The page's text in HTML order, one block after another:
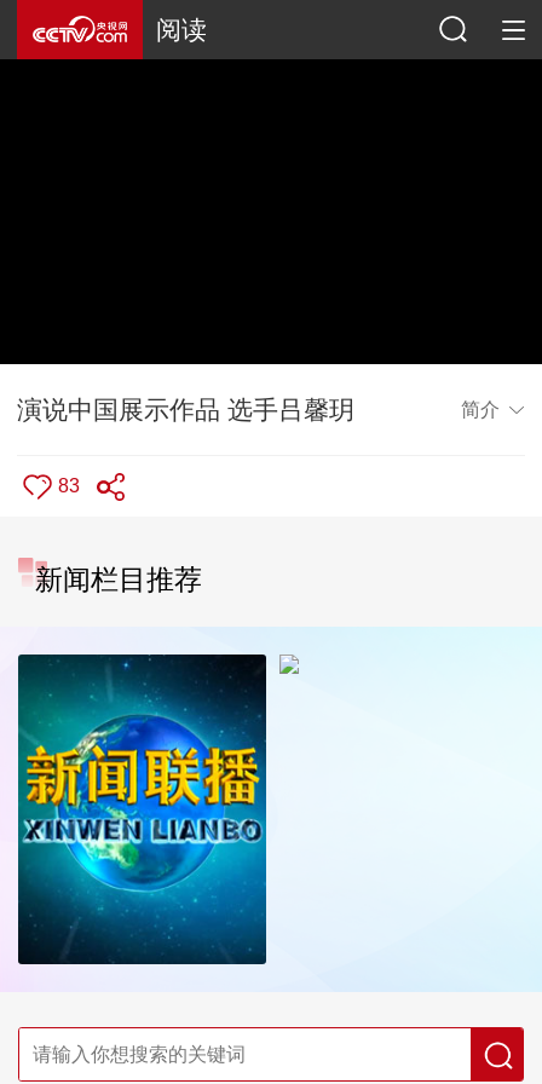
阅读
演说中国展示作品 选手吕馨玥 简介
83
新闻栏目推荐